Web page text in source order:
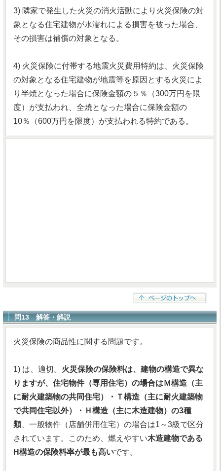
3) 隣家で発生した火災の消火活動により火災保険の対
象となる住宅建物が水濡れによる損害を被った場合、
その損害は補償の対象となる。
4) 火災保険に付帯する地震火災費用特約は、火災保険
の対象となる住宅建物が地震等を原因とする火災によ
り半焼となった場合に保険金額の５％（300万円を限
度）が支払われ、全焼となった場合に保険金額の
10％（600万円を限度）が支払われる特約である。
問13 解答・解説
火災保険の商品性に関する問題です。
1) は、適切。 火災保険の保険料は、建物の構造で異な
りますが、住宅物件（専用住宅）の場合はＭ構造（主
に耐火建築物の共同住宅）・Ｔ構造（主に耐火建築物
で共同住宅以外）・Ｈ構造（主に木造建物）の3種
類、一般物件（店舗併用住宅）の場合は1～3級で区分
されています。このため、燃えやすい木造建物である
H構造の保険料率が最も高いです。